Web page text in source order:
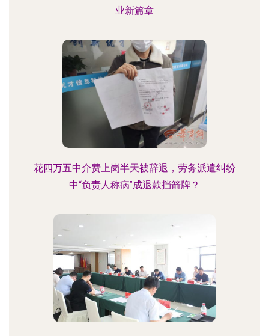
业新篇章
花四万五中介费上岗半天被辞退，劳务派遣纠纷
中“负责人称病”成退款挡箭牌？